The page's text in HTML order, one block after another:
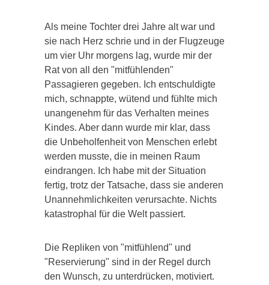
Als meine Tochter drei Jahre alt war und
sie nach Herz schrie und in der Flugzeuge
um vier Uhr morgens lag, wurde mir der
Rat von all den "mitfühlenden"
Passagieren gegeben. Ich entschuldigte
mich, schnappte, wütend und fühlte mich
unangenehm für das Verhalten meines
Kindes. Aber dann wurde mir klar, dass
die Unbeholfenheit von Menschen erlebt
werden musste, die in meinen Raum
eindrangen. Ich habe mit der Situation
fertig, trotz der Tatsache, dass sie anderen
Unannehmlichkeiten verursachte. Nichts
katastrophal für die Welt passiert.
Die Repliken von "mitfühlend" und
"Reservierung" sind in der Regel durch
den Wunsch, zu unterdrücken, motiviert.